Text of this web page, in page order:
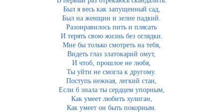
Был я весь как запущенный сад,
Был на женщин и зелие падкий.
Разонравилось пить и плясать
И терять свою жизнь без оглядки.
Мне бы только смотреть на тебя,
Видеть глаз златокарий омут,
И чтоб, прошлое не любя,
Ты уйти не смогла к другому.
Поступь нежная, легкий стан,
Если б знала ты сердцем упорным,
Как умеет любить хулиган,
Как умеет он быть покорным.